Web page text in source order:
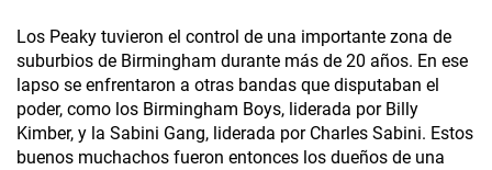
Los Peaky tuvieron el control de una importante zona de
suburbios de Birmingham durante más de 20 años. En ese
lapso se enfrentaron a otras bandas que disputaban el
poder, como los Birmingham Boys, liderada por Billy
Kimber, y la Sabini Gang, liderada por Charles Sabini. Estos
buenos muchachos fueron entonces los dueños de una